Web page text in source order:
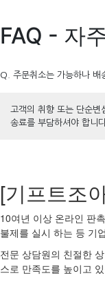
FAQ - 자
Q. 주문취소는 가능하나 배
고객의 취향 또는 단순변
송료를 부담하셔야 합니
[기프트조
10여년 이상 온라인 판
불제를 실시 하는 등 기
전문 상담원의 친절한
스로 만족도를 높이고